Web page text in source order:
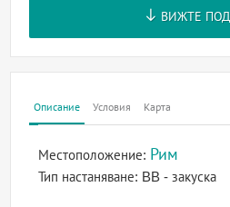
ВИЖТЕ
Описание Условия Карта
Местоположение: Рим
Тип настаняване: BB - закуска